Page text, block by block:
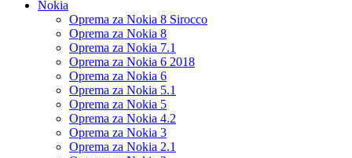
Nokia
Oprema za Nokia 8 Sirocco
Oprema za Nokia 8
Oprema za Nokia 7.1
Oprema za Nokia 6 2018
Oprema za Nokia 6
Oprema za Nokia 5.1
Oprema za Nokia 5
Oprema za Nokia 4.2
Oprema za Nokia 3
Oprema za Nokia 2.1